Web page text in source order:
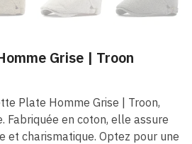
Grise | Troon
Plate Homme Grise | Troon,
Fabriquée en coton, elle assure
et charismatique. Optez pour une